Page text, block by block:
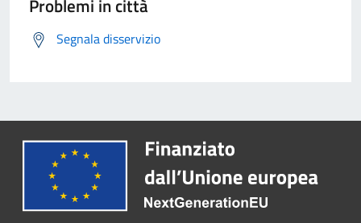
Problemi in città
Segnala disservizio